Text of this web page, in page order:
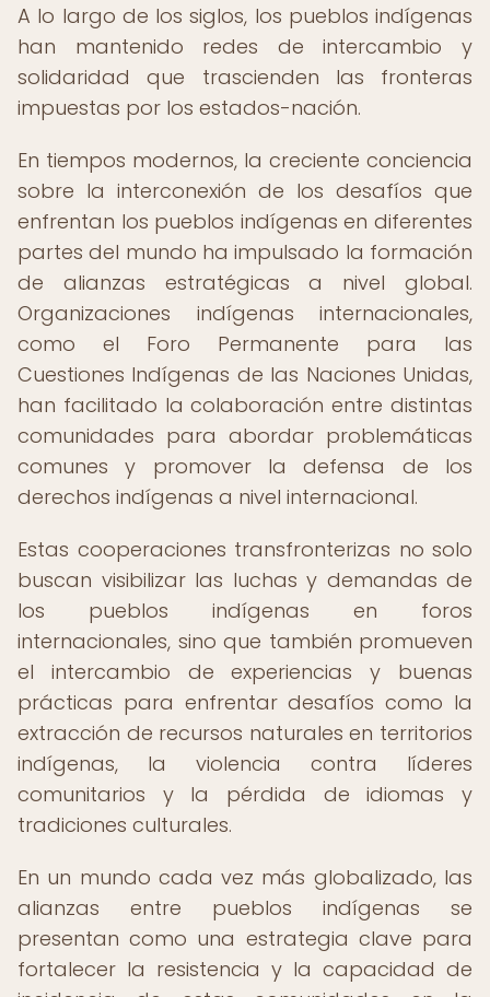
A lo largo de los siglos, los pueblos indígenas
han mantenido redes de intercambio y
solidaridad que trascienden las fronteras
impuestas por los estados-nación.
En tiempos modernos, la creciente conciencia
sobre la interconexión de los desafíos que
enfrentan los pueblos indígenas en diferentes
partes del mundo ha impulsado la formación
de alianzas estratégicas a nivel global.
Organizaciones indígenas internacionales,
como el Foro Permanente para las
Cuestiones Indígenas de las Naciones Unidas,
han facilitado la colaboración entre distintas
comunidades para abordar problemáticas
comunes y promover la defensa de los
derechos indígenas a nivel internacional.
Estas cooperaciones transfronterizas no solo
buscan visibilizar las luchas y demandas de
los pueblos indígenas en foros
internacionales, sino que también promueven
el intercambio de experiencias y buenas
prácticas para enfrentar desafíos como la
extracción de recursos naturales en territorios
indígenas, la violencia contra líderes
comunitarios y la pérdida de idiomas y
tradiciones culturales.
En un mundo cada vez más globalizado, las
alianzas entre pueblos indígenas se
presentan como una estrategia clave para
fortalecer la resistencia y la capacidad de